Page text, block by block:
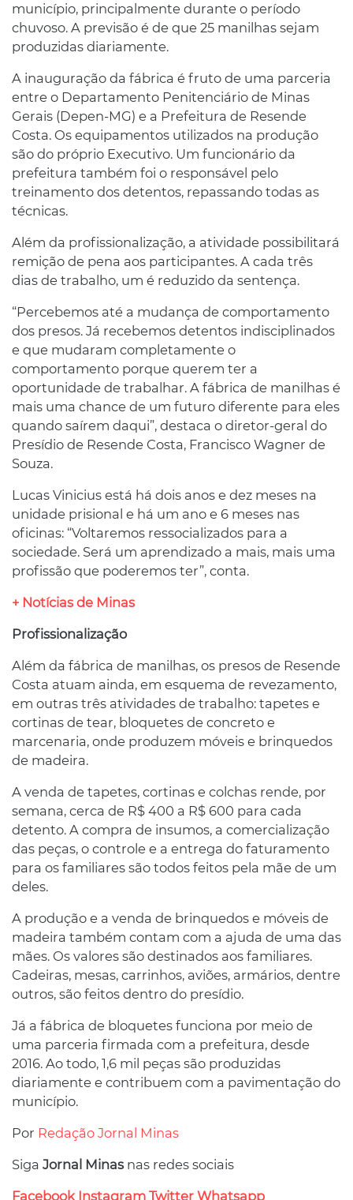
município, principalmente durante o período
chuvoso. A previsão é de que 25 manilhas sejam
produzidas diariamente.
A inauguração da fábrica é fruto de uma parceria
entre o Departamento Penitenciário de Minas
Gerais (Depen-MG) e a Prefeitura de Resende
Costa. Os equipamentos utilizados na produção
são do próprio Executivo. Um funcionário da
prefeitura também foi o responsável pelo
treinamento dos detentos, repassando todas as
técnicas.
Além da profissionalização, a atividade possibilitará
remição de pena aos participantes. A cada três
dias de trabalho, um é reduzido da sentença.
“Percebemos até a mudança de comportamento
dos presos. Já recebemos detentos indisciplinados
e que mudaram completamente o
comportamento porque querem ter a
oportunidade de trabalhar. A fábrica de manilhas é
mais uma chance de um futuro diferente para eles
quando saírem daqui”, destaca o diretor-geral do
Presídio de Resende Costa, Francisco Wagner de
Souza.
Lucas Vinicius está há dois anos e dez meses na
unidade prisional e há um ano e 6 meses nas
oficinas: “Voltaremos ressocializados para a
sociedade. Será um aprendizado a mais, mais uma
profissão que poderemos ter”, conta.
+ Notícias de Minas
Profissionalização
Além da fábrica de manilhas, os presos de Resende
Costa atuam ainda, em esquema de revezamento,
em outras três atividades de trabalho: tapetes e
cortinas de tear, bloquetes de concreto e
marcenaria, onde produzem móveis e brinquedos
de madeira.
A venda de tapetes, cortinas e colchas rende, por
semana, cerca de R$ 400 a R$ 600 para cada
detento. A compra de insumos, a comercialização
das peças, o controle e a entrega do faturamento
para os familiares são todos feitos pela mãe de um
deles.
A produção e a venda de brinquedos e móveis de
madeira também contam com a ajuda de uma das
mães. Os valores são destinados aos familiares.
Cadeiras, mesas, carrinhos, aviões, armários, dentre
outros, são feitos dentro do presídio.
Já a fábrica de bloquetes funciona por meio de
uma parceria firmada com a prefeitura, desde
2016. Ao todo, 1,6 mil peças são produzidas
diariamente e contribuem com a pavimentação do
município.
Por Redação Jornal Minas
Siga Jornal Minasnas redes sociais
Facebook Instagram Twitter Whatsapp